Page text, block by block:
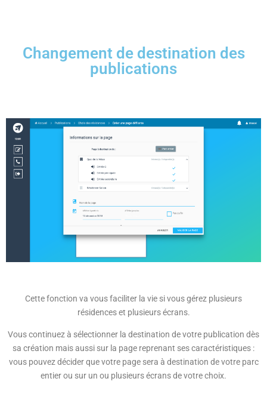
Changement de destination des
publications
Cette fonction va vous faciliter la vie si vous gérez plusieurs
résidences et plusieurs écrans.
Vous continuez à sélectionner la destination de votre publication dès
sa création mais aussi sur la page reprenant ses caractéristiques :
vous pouvez décider que votre page sera à destination de votre parc
entier ou sur un ou plusieurs écrans de votre choix.